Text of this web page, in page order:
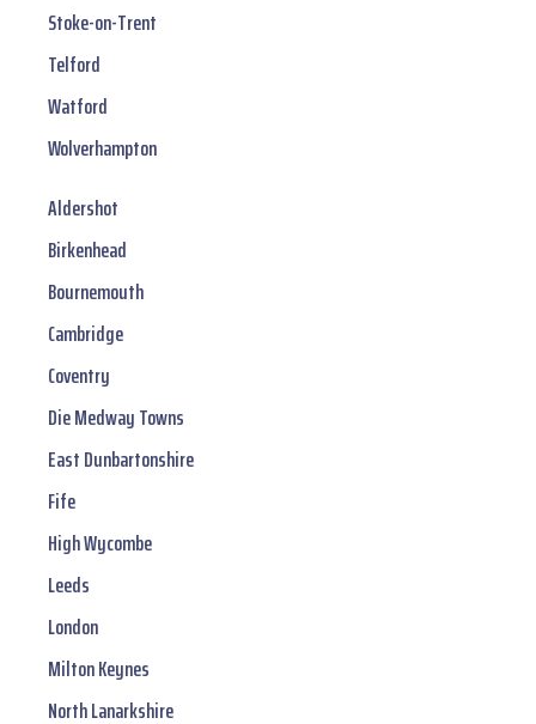
Stoke-on-Trent
Telford
Watford
Wolverhampton
Aldershot
Birkenhead
Bournemouth
Cambridge
Coventry
Die Medway Towns
East Dunbartonshire
Fife
High Wycombe
Leeds
London
Milton Keynes
North Lanarkshire